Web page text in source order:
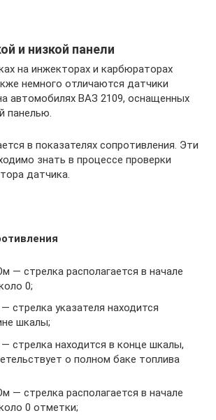
и низкой панели
на инжекторах и карбюраторах
немного отличаются датчики
автомобилях ВАЗ 2109, оснащенных
панелью.
в показателях сопротивления. Эти
знать в процессе проверки
датчика.
— стрелка располагается в начале
0;
стрелка указателя находится
шкалы;
стрелка находится в конце шкалы,
о полном баке топлива
— стрелка располагается в начале
0 отметки;